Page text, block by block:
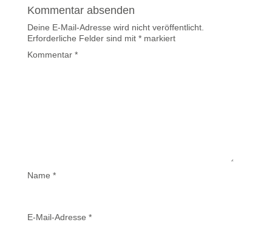
Kommentar absenden
Deine E-Mail-Adresse wird nicht veröffentlicht.
Erforderliche Felder sind mit *markiert
Kommentar *
Name *
E-Mail-Adresse *